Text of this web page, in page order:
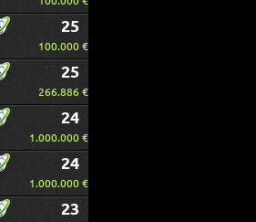
25
100.000 €
25
266.886 €
24
1.000.000 €
24
1.000.000 €
23